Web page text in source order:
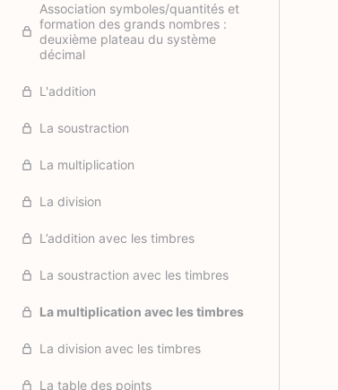
Association symboles/quantités et
formation des grands nombres :
deuxième plateau du système
décimal
L'addition
La soustraction
La multiplication
La division
L’addition avec les timbres
La soustraction avec les timbres
La multiplication avec les timbres
La division avec les timbres
La table des points